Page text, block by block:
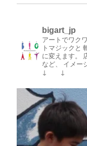
bigart_jp
アートでワク
トマジックと
に変えます。
など、
イメー
↓ ↓